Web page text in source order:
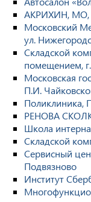
АКРИХИН, МО,
Московский
ул.
Складской
помещением,
Московская
П.И.
Поликлиника,
РЕНОВА
Школа
Складской
Сервисный
Подвязново
Институт